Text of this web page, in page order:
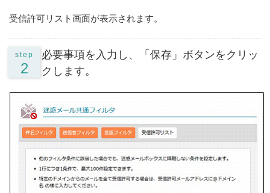
受信許可リスト画面が表示されます。
step
2
必要事項を入力し、「保存」ボタンをクリッ
クします。